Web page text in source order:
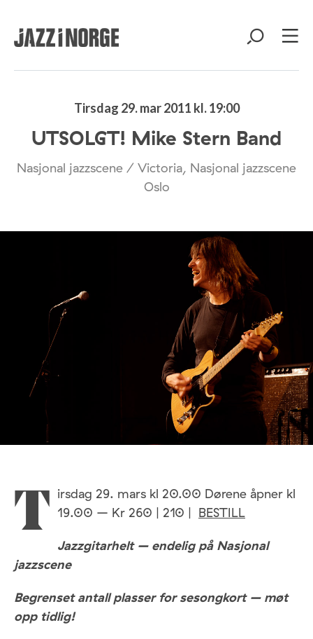
Tirsdag 29. mar 2011 kl. 19:00
UTSOLGT! Mike Stern Band
Nasjonal jazzscene / Victoria, Nasjonal jazzscene
Oslo
T irsdag 29. mars kl 20.00 Dørene åpner kl
19.00 – Kr 260 | 210 | BESTILL
Jazzgitarhelt – endelig på Nasjonal
jazzscene
Begrenset antall plasser for sesongkort – møt
opp tidlig!